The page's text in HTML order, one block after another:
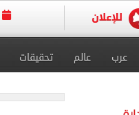
عرب عالم تحقيقات